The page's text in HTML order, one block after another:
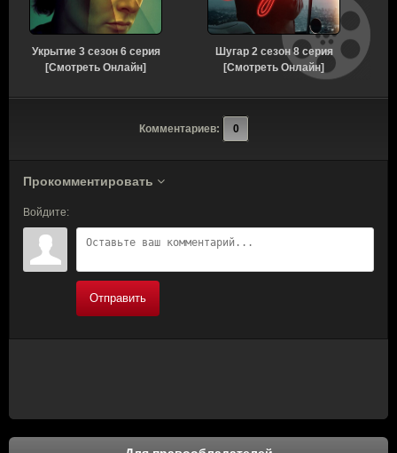
Укрытие 3 сезон 6 серия
[Смотреть Онлайн]
Шугар 2 сезон 8 серия
[Смотреть Онлайн]
Комментариев: 0
Прокомментировать
Войдите:
Отправить